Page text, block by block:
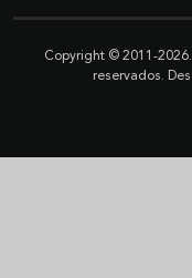
Copyright © 2011-
reservados.